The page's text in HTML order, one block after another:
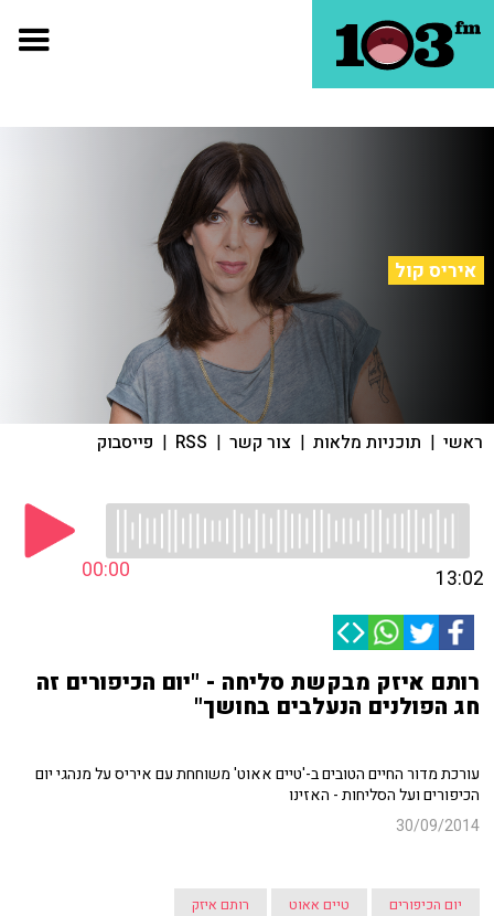
איריס קול
ראשי | תוכניות מלאות | צור קשר |
RSS
| פייסבוק
00:00 13:02
רותם איזק מבקשת סליחה - "יום הכיפורים זה
חג הפולנים הנעלבים בחושך"
עורכת מדור החיים הטובים ב-'טיים אאוט' משוחחת עם איריס על מנהגי יום
הכיפורים ועל הסליחות - האזינו
30/09/2014
יום הכיפורים טיים אאוט רותם איזק